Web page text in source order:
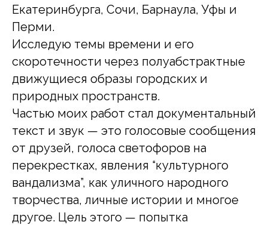
Екатеринбурга, Сочи, Барнаула, Уфы и
Перми.
Исследую темы времени и его
скоротечности через полуабстрактные
движущиеся образы городских и
природных пространств.
Частью моих работ стал документальный
текст и звук — это голосовые сообщения
от друзей, голоса светофоров на
перекрестках, явления “культурного
вандализма”, как уличного народного
творчества, личные истории и многое
другое. Цель этого — попытка